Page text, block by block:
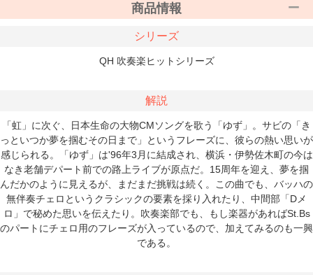
商品情報
シリーズ
QH 吹奏楽ヒットシリーズ
解説
「虹」に次ぐ、日本生命の大物CMソングを歌う「ゆず」。サビの「き
っといつか夢を掴むその日まで」というフレーズに、彼らの熱い思いが
感じられる。「ゆず」は'96年3月に結成され、横浜・伊勢佐木町の今は
なき老舗デパート前での路上ライブが原点だ。15周年を迎え、夢を掴
んだかのように見えるが、まだまだ挑戦は続く。この曲でも、バッハの
無伴奏チェロというクラシックの要素を採り入れたり、中間部「Dメ
ロ」で秘めた思いを伝えたり。吹奏楽部でも、もし楽器があればSt.Bs
のパートにチェロ用のフレーズが入っているので、加えてみるのも一興
である。